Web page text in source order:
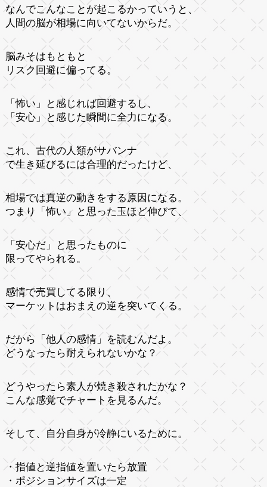
なんでこんなことが起こるかっていうと、
人間の脳が相場に向いてないからだ。
脳みそはもともと
リスク回避に偏ってる。
「怖い」と感じれば回避するし、
「安心」と感じた瞬間に全力になる。
これ、古代の人類がサバンナ
で生き延びるには合理的だったけど、
相場では真逆の動きをする原因になる。
つまり「怖い」と思った玉ほど伸びて、
「安心だ」と思ったものに
限ってやられる。
感情で売買してる限り、
マーケットはおまえの逆を突いてくる。
だから「他人の感情」を読むんだよ。
どうなったら耐えられないかな？
どうやったら素人が焼き殺されたかな？
こんな感覚でチャートを見るんだ。
そして、自分自身が冷静にいるために。
・指値と逆指値を置いたら放置
・ポジションサイズは一定